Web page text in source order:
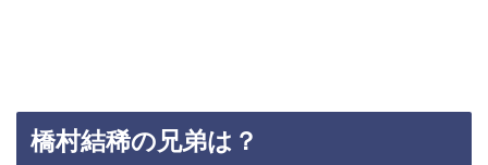
橋村結稀の兄弟は？